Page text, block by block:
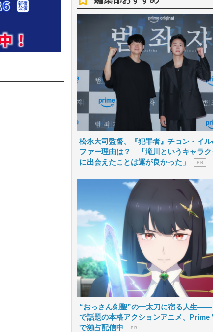
松永大司監督、『犯罪者』チョン・イル
ファー理由は？ 「滝川というキャラク
に出会えたことは運が良かった」
P R
“おっさん剣聖”の一太刀に宿る人生――
で話題の本格アクションアニメ、Prime
で独占配信中
P R